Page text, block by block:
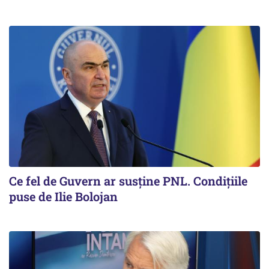
Ce fel de Guvern ar susține PNL. Condițiile
puse de Ilie Bolojan